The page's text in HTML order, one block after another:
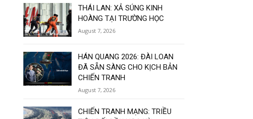
THÁI LAN: XẢ SÚNG KINH
HOÀNG TẠI TRƯỜNG HỌC
August 7, 2026
HÁN QUANG 2026: ĐÀI LOAN
ĐÃ SẴN SÀNG CHO KỊCH BẢN
CHIẾN TRANH
August 7, 2026
CHIẾN TRANH MẠNG: TRIỀU